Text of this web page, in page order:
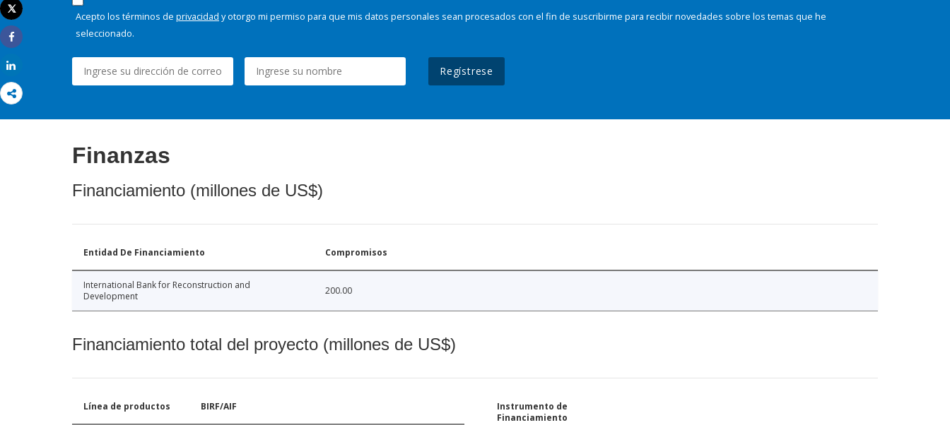
Imprimir
Tweet
Share
Acepto los términos de privacidad y otorgo mi permiso para que mis datos personales sean procesados con el fin de suscribirme para recibir novedades sobre los temas que he
seleccionado.
Regístrese
Finanzas
Financiamiento (millones de US$)
Entidad De Financiamiento Compromisos
International Bank for Reconstruction and
Development
200.00
Financiamiento total del proyecto (millones de US$)
Línea de productos BIRF/AIF
Instrumento de
Financiamiento